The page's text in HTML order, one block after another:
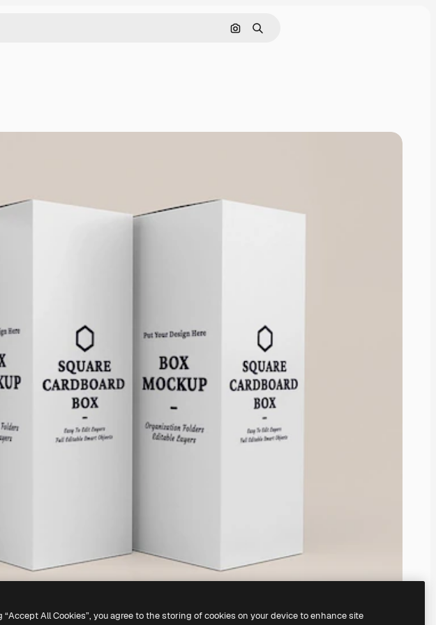
Pesquisar por imagem
Buscar
“Accept All Cookies”, you agree to the storing of cookies on your device to enhance site